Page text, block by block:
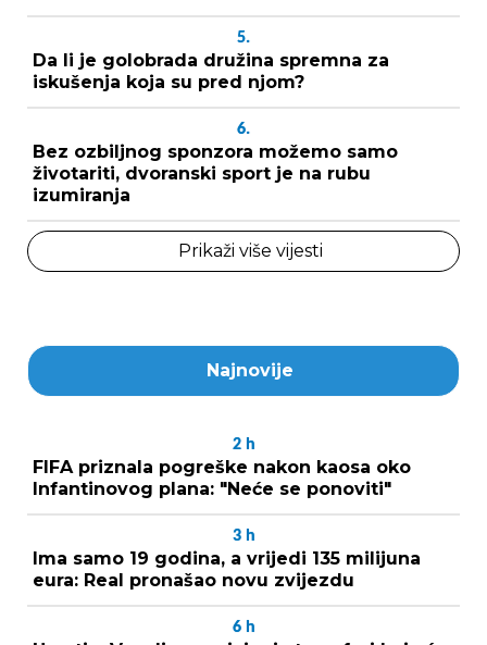
5.
Da li je golobrada družina spremna za
iskušenja koja su pred njom?
6.
Bez ozbiljnog sponzora možemo samo
životariti, dvoranski sport je na rubu
izumiranja
Prikaži više vijesti
Najnovije
2 h
FIFA priznala pogreške nakon kaosa oko
Infantinovog plana: "Neće se ponoviti"
3 h
Ima samo 19 godina, a vrijedi 135 milijuna
eura: Real pronašao novu zvijezdu
6 h